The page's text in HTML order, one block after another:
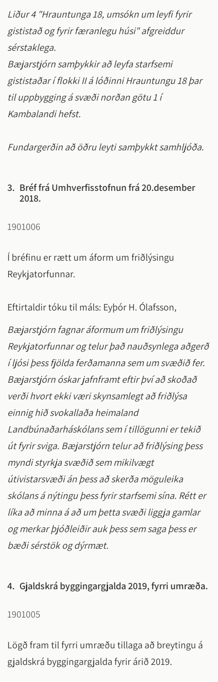
Liður 4 "Hrauntunga 18, umsókn um leyfi fyrir
gististað og fyrir færanlegu húsi" afgreiddur
sérstaklega.
Bæjarstjórn samþykkir að leyfa starfsemi
gististaðar í flokki II á lóðinni Hrauntungu 18 þar
til uppbygging á svæði norðan götu 1 í
Kambalandi hefst.
Fundargerðin að öðru leyti samþykkt samhljóða.
3. Bréf frá Umhverfisstofnun frá 20.desember
2018.
1901006
Í bréfinu er rætt um áform um friðlýsingu
Reykjatorfunnar.
Eftirtaldir tóku til máls: Eyþór H. Ólafsson,
Bæjarstjórn fagnar áformum um friðlýsingu
Reykjatorfunnar og telur það nauðsynlega aðgerð
í ljósi þess fjölda ferðamanna sem um svæðið fer.
Bæjarstjórn óskar jafnframt eftir því að skoðað
verði hvort ekki væri skynsamlegt að friðlýsa
einnig hið svokallaða heimaland
Landbúnaðarháskólans sem í tillögunni er tekið
út fyrir sviga. Bæjarstjórn telur að friðlýsing þess
myndi styrkja svæðið sem mikilvægt
útivistarsvæði án þess að skerða möguleika
skólans á nýtingu þess fyrir starfsemi sína. Rétt er
líka að minna á að um þetta svæði liggja gamlar
og merkar þjóðleiðir auk þess sem saga þess er
bæði sérstök og dýrmæt.
4. Gjaldskrá byggingargjalda 2019, fyrri umræða.
1901005
Lögð fram til fyrri umræðu tillaga að breytingu á
gjaldskrá byggingargjalda fyrir árið 2019.